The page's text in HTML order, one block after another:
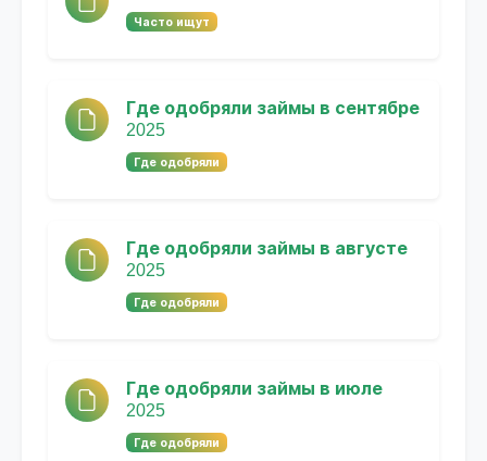
Часто ищут
Где одобряли займы в сентябре
2025
Где одобряли
Где одобряли займы в августе
2025
Где одобряли
Где одобряли займы в июле
2025
Где одобряли